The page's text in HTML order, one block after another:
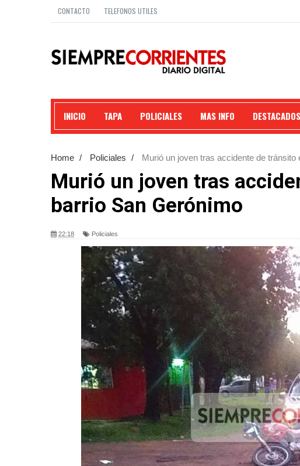
CONTACTO TELEFONOS UTILES
INICIO TAPA POLICIALES MAS INFO DESTACADOS
Home / Policiales / Murió un joven tras accidente de tránsito
Murió un joven tras
barrio San Gerónimo
22:18 Policiales